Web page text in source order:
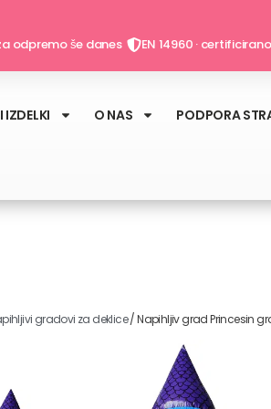
odpremo še danes EN 14960 ·
IZDELKI O NAS
PODPORA
gradovi za deklice/ Napihljiv grad Princesin